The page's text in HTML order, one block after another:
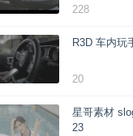
228
R3D 车内玩
20
星哥素材
23